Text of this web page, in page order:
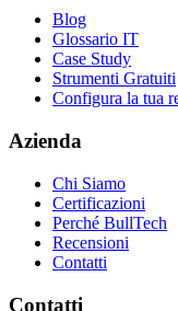
Blog
Glossario IT
Case Study
Strumenti Gratuiti
Configura la tua
Azienda
Chi Siamo
Certificazioni
Perché BullTech
Recensioni
Contatti
Contatti